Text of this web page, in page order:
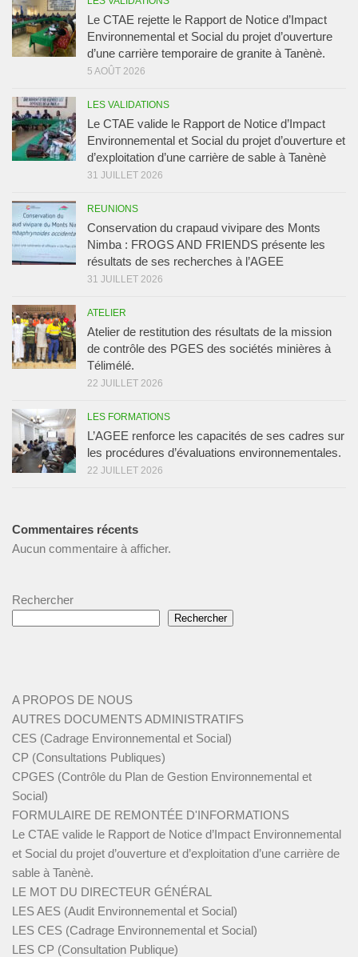
Le CTAE rejette le Rapport de Notice d’Impact
Environnemental et Social du projet d’ouverture
d’une carrière temporaire de granite à Tanènè.
5 AOÛT 2026
LES VALIDATIONS
Le CTAE valide le Rapport de Notice d’Impact
Environnemental et Social du projet d’ouverture et
d’exploitation d’une carrière de sable à Tanènè
31 JUILLET 2026
REUNIONS
Conservation du crapaud vivipare des Monts
Nimba : FROGS AND FRIENDS présente les
résultats de ses recherches à l’AGEE
31 JUILLET 2026
ATELIER
Atelier de restitution des résultats de la mission
de contrôle des PGES des sociétés minières à
Télimélé.
22 JUILLET 2026
LES FORMATIONS
L’AGEE renforce les capacités de ses cadres sur
les procédures d’évaluations environnementales.
22 JUILLET 2026
Commentaires récents
Aucun commentaire à afficher.
Rechercher
Rechercher
A PROPOS DE NOUS
AUTRES DOCUMENTS ADMINISTRATIFS
CES (Cadrage Environnemental et Social)
CP (Consultations Publiques)
CPGES (Contrôle du Plan de Gestion Environnemental et
Social)
FORMULAIRE DE REMONTÉE D'INFORMATIONS
Le CTAE valide le Rapport de Notice d’Impact Environnemental
et Social du projet d’ouverture et d’exploitation d’une carrière de
sable à Tanènè.
LE MOT DU DIRECTEUR GÉNÉRAL
LES AES (Audit Environnemental et Social)
LES CES (Cadrage Environnemental et Social)
LES CP (Consultation Publique)